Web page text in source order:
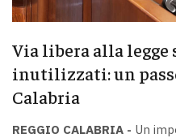
Via libera alla legge
inutilizzati: un
Calabria
REGGIO CALABRIA - Un